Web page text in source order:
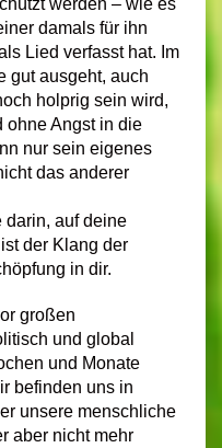
werden – wie es
damals für ihn
Lied verfasst hat. Im
gut ausgeht, auch
holprig sein wird,
ohne Angst in die
nur sein eigenes
das anderer
darin, auf deine
der Klang der
in dir.
großen
und global
und Monate
befinden uns in
unsere menschliche
aber nicht mehr